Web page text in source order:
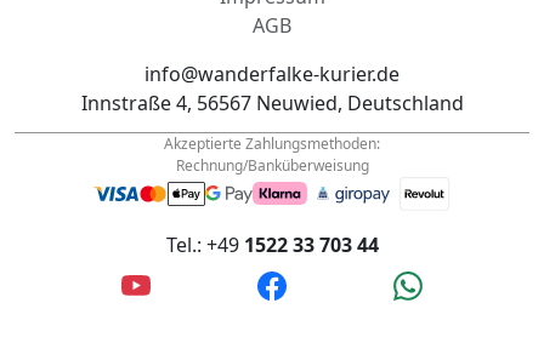
info@wanderfalke-kurier.de
Akzeptierte Zahlungsmethoden:
Rechnung/Banküberweisung
Tel.: +491522 33 703 44